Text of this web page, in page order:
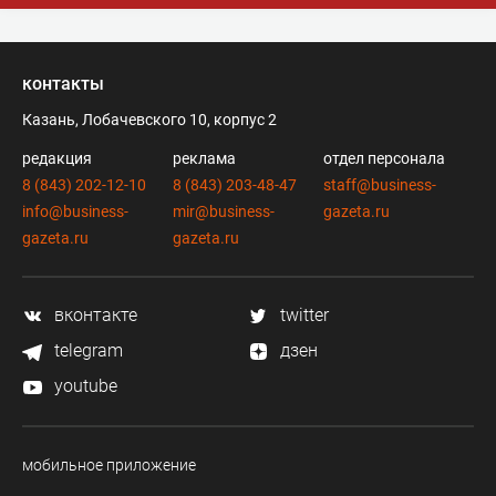
доставки грубо), это упростило бы анализ и выбор завода.
контакты
Казань, Лобачевского 10, корпус 2
редакция
8 (843) 202-12-10
info@business-
gazeta.ru
реклама
8 (843) 203-48-47
mir@business-
gazeta.ru
отдел персонала
staff@business-
gazeta.ru
вконтакте
twitter
telegram
дзен
youtube
мобильное приложение